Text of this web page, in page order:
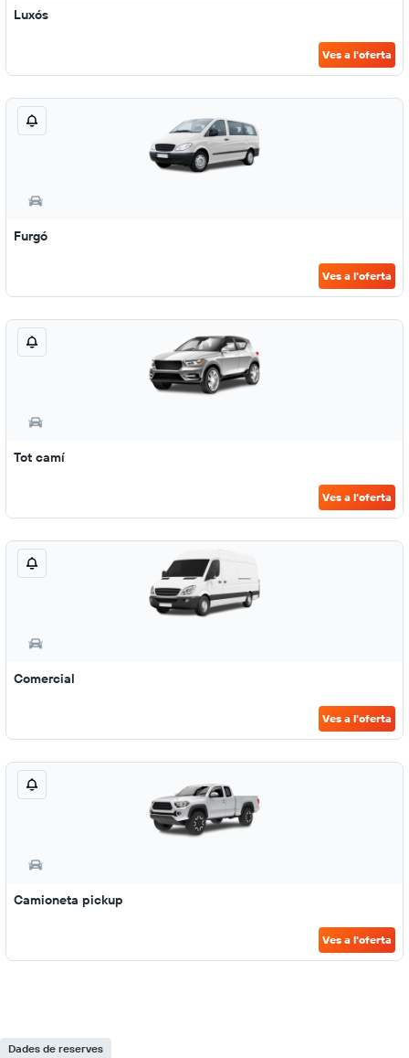
Luxós
Ves a l'oferta
Furgó
Ves a l'oferta
Tot camí
Ves a l'oferta
Comercial
Ves a l'oferta
Camioneta pickup
Ves a l'oferta
Dades de reserves